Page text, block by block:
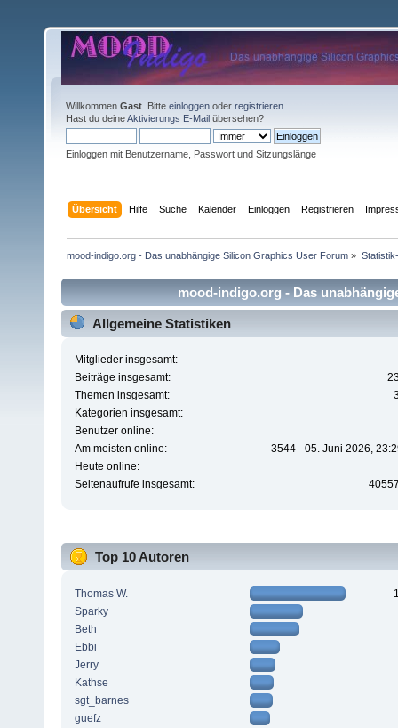
Willkommen Gast . Bitte einloggen oder registrieren
Hast du deineAktivierungs E-Mail übersehen?
Einloggen mit Benutzername, Passwort und Sitzungslänge
Übersicht Hilfe Suche Kalender Einloggen Registrieren
mood-indigo.org - Das unabhängige Silicon Graphics User Forum »
mood-indigo.org - Das
Allgemeine Statistiken
Mitglieder insgesamt:
Beiträge insgesamt:
Themen insgesamt:
Kategorien insgesamt:
Benutzer online:
Am meisten online:
3544 - 05. Juni 2026,
Heute online:
Seitenaufrufe insgesamt:
Top 10 Autoren
Thomas W.
Sparky
Beth
Ebbi
Jerry
Kathse
sgt_barnes
guefz